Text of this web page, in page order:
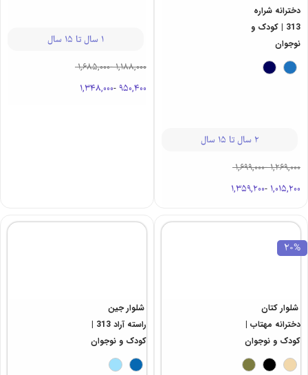
دخترانه شراره
313 | کودک و
نوجوان
2 سال تا 15 سال
1,269,000
-
1,699,000
1,015,200
-
1,359,200
1 سال تا 15 سال
1,188,000
-
1,685,000
950,400
-
1,348,000
20%
شلوار کتان
دخترانه مهتاب |
کودک و نوجوان
شلوار جین
راسته آراد 313 |
کودک و نوجوان